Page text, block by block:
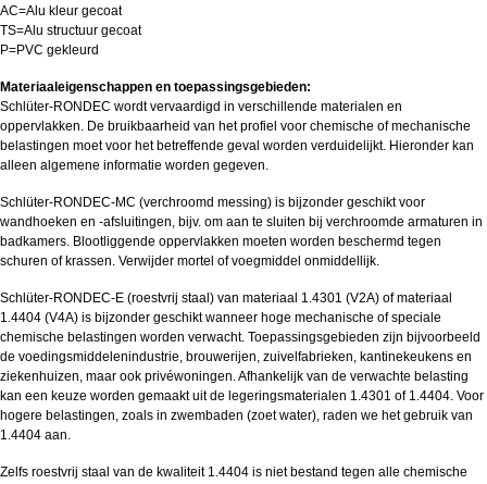
AC=Alu kleur gecoat
TS=Alu structuur gecoat
P=PVC gekleurd
Materiaaleigenschappen en toepassingsgebieden:
Schlüter-RONDEC wordt vervaardigd in verschillende materialen en
oppervlakken. De bruikbaarheid van het profiel voor chemische of mechanische
belastingen moet voor het betreffende geval worden verduidelijkt. Hieronder kan
alleen algemene informatie worden gegeven.
Schlüter-RONDEC-MC (verchroomd messing) is bijzonder geschikt voor
wandhoeken en -afsluitingen, bijv. om aan te sluiten bij verchroomde armaturen in
badkamers. Blootliggende oppervlakken moeten worden beschermd tegen
schuren of krassen. Verwijder mortel of voegmiddel onmiddellijk.
Schlüter-RONDEC-E (roestvrij staal) van materiaal 1.4301 (V2A) of materiaal
1.4404 (V4A) is bijzonder geschikt wanneer hoge mechanische of speciale
chemische belastingen worden verwacht. Toepassingsgebieden zijn bijvoorbeeld
de voedingsmiddelenindustrie, brouwerijen, zuivelfabrieken, kantinekeukens en
ziekenhuizen, maar ook privéwoningen. Afhankelijk van de verwachte belasting
kan een keuze worden gemaakt uit de legeringsmaterialen 1.4301 of 1.4404. Voor
hogere belastingen, zoals in zwembaden (zoet water), raden we het gebruik van
1.4404 aan.
Zelfs roestvrij staal van de kwaliteit 1.4404 is niet bestand tegen alle chemische